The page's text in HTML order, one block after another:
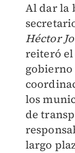
Al dar la
Héctor
reiteró
los
de
largo